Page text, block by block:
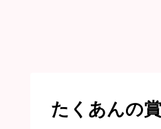
たくあんの